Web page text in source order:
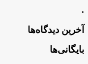
.
آخرین دیدگاه‌ها
بایگانی‌ها